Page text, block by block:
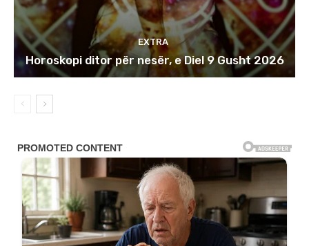
EXTRA
Horoskopi ditor për nesër, e Diel 9 Gusht 2026